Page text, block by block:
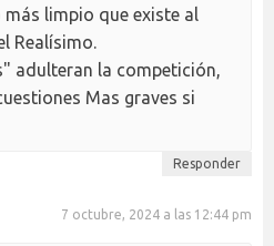
más limpio que existe al
Realísimo.
adulteran la competición,
Mas graves si
Responder
7 octubre, 2024 a las 12:44 pm